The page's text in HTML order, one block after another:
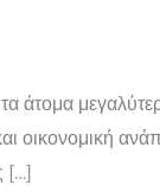
άτομα
οικονομική
[…]